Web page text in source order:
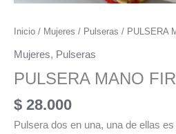
Inicio / Mujeres / Pulseras / PULSERA
Mujeres, Pulseras
PULSERA MANO
$ 28.000
Pulsera dos en una, una de ellas